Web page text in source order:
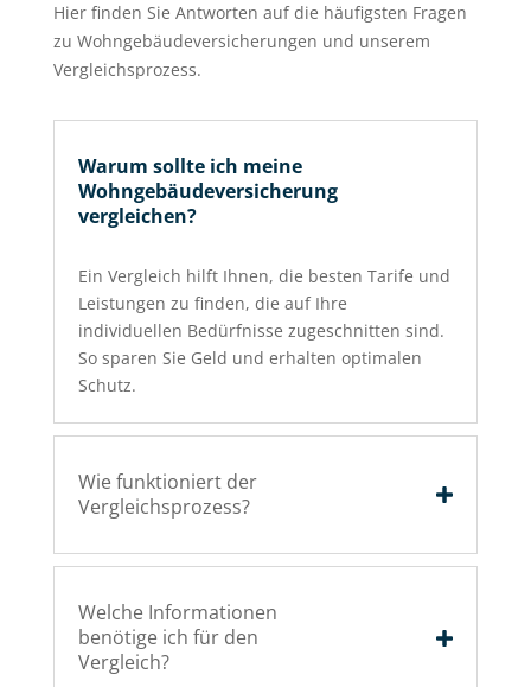
Hier finden Sie Antworten auf die häufigsten Fragen
zu Wohngebäudeversicherungen und unserem
Vergleichsprozess.
Warum sollte ich meine
Wohngebäudeversicherung
vergleichen?
Ein Vergleich hilft Ihnen, die besten Tarife und
Leistungen zu finden, die auf Ihre
individuellen Bedürfnisse zugeschnitten sind.
So sparen Sie Geld und erhalten optimalen
Schutz.
Wie funktioniert der
Vergleichsprozess?
Welche Informationen
benötige ich für den
Vergleich?